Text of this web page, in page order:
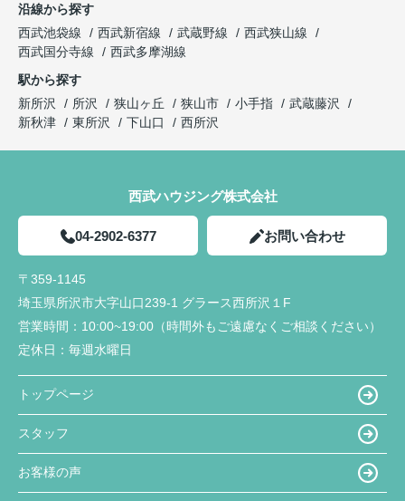
沿線から探す
西武池袋線
西武新宿線 武蔵野線
西武狭山線
西武国分寺線
西武多摩湖線
駅から探す
新所沢
所沢 狭山ヶ丘 狭山市 小手指
武蔵藤沢
新秋津
東所沢 下山口 西所沢
西武ハウジング株式会社
04-2902-6377 お問い合わせ
〒359-1145
埼玉県所沢市大字山口239-1 グラース西所沢１F
営業時間： 10:00~19:00（時間外もご遠慮なくご相談ください）
定休日： 毎週水曜日
トップページ
スタッフ
お客様の声